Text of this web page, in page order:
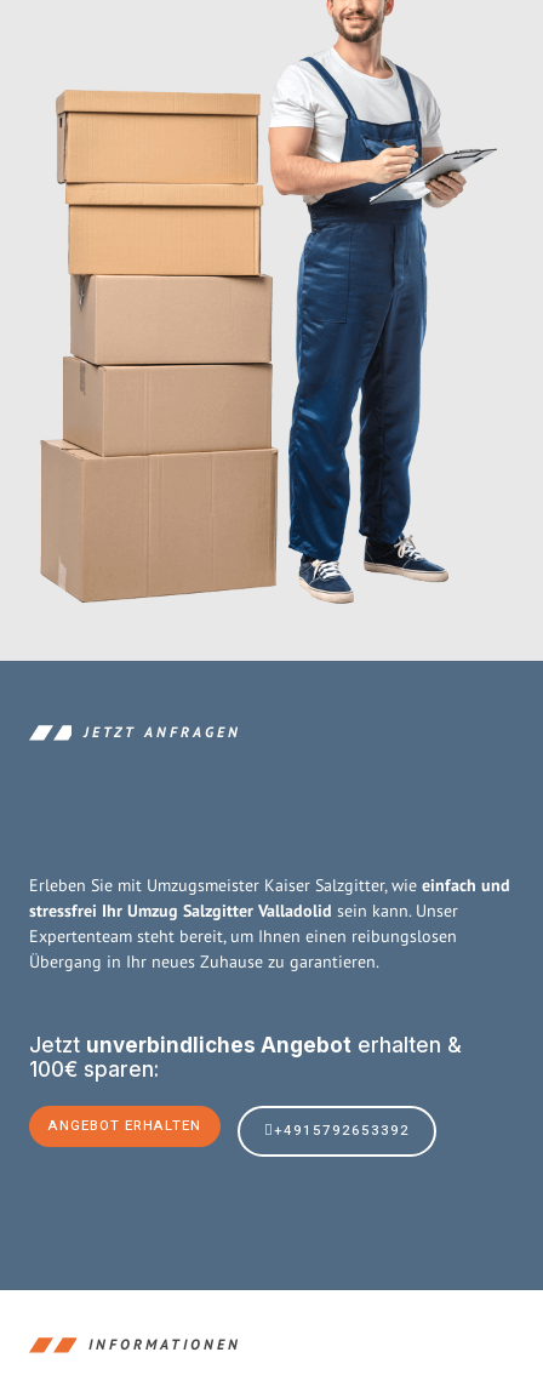
JETZT ANFRAGEN
Erleben Sie mit Umzugsmeister Kaiser Salzgitter, wie einfach und
stressfrei Ihr Umzug Salzgitter Valladolid sein kann. Unser
Expertenteam steht bereit, um Ihnen einen reibungslosen
Übergang in Ihr neues Zuhause zu garantieren.
Jetzt unverbindliches Angebot erhalten &
100€ sparen:
ANGEBOT ERHALTEN +4915792653392
INFORMATIONEN